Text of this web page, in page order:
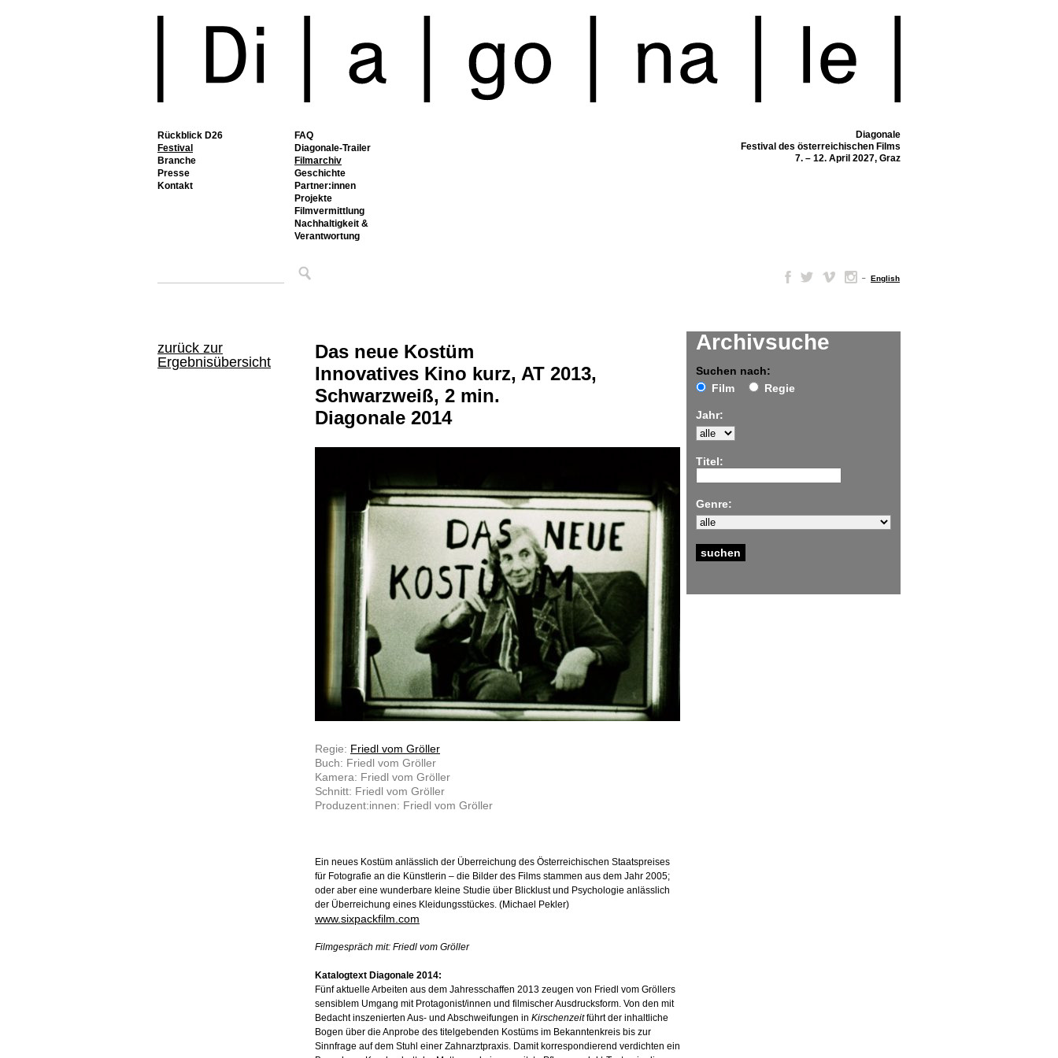
Rückblick D26
Festival
FAQ
Diagonale-Trailer
Filmarchiv
Geschichte
Partner:innen
Projekte
Filmvermittlung
Nachhaltigkeit &
Verantwortung
Branche
Presse
Kontakt
Diagonale
Festival des österreichischen Films
7. – 12. April 2027, Graz
– English
zurück zur
Ergebnisübersicht
Archivsuche
Suchen nach:
Film
Regie
Jahr:
Titel:
Genre:
Das neue Kostüm
Innovatives Kino kurz, AT 2013,
Schwarzweiß, 2 min.
Diagonale 2014
Regie: Friedl vom Gröller
Buch: Friedl vom Gröller
Kamera: Friedl vom Gröller
Schnitt: Friedl vom Gröller
Produzent:innen: Friedl vom Gröller
Ein neues Kostüm anlässlich der Überreichung des Österreichischen Staatspreises
für Fotografie an die Künstlerin – die Bilder des Films stammen aus dem Jahr 2005;
oder aber eine wunderbare kleine Studie über Blicklust und Psychologie anlässlich
der Überreichung eines Kleidungsstückes. (Michael Pekler)
www.sixpackfilm.com
Filmgespräch mit: Friedl vom Gröller
Katalogtext Diagonale 2014:
Fünf aktuelle Arbeiten aus dem Jahresschaffen 2013 zeugen von Friedl vom Gröllers
sensiblem Umgang mit Protagonist/innen und filmischer Ausdrucksform. Von den mit
Bedacht inszenierten Aus- und Abschweifungen in Kirschenzeitführt der inhaltliche
Bogen über die Anprobe des titelgebenden Kostüms im Bekanntenkreis bis zur
Sinnfrage auf dem Stuhl einer Zahnarztpraxis. Damit korrespondierend verdichten ein